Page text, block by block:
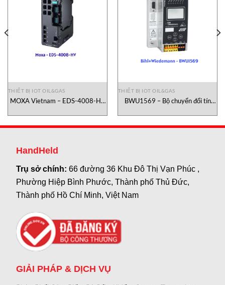
THIẾT BỊ IOT OIL&GAS
MOXA Vietnam – EDS-4008-HV
nghiệp MOXA Vietnam
THIẾT BỊ IOT OIL&GAS
BWU1569 – Bộ chuyển đổi tín
HandHeld
Trụ sở chính:66 đường 36 Khu Đô Thị Vạn Phúc ,
Phường Hiệp Bình Phước, Thành phố Thủ Đức,
Thành phố Hồ Chí Minh, Việt Nam
GIẢI PHÁP & DỊCH VỤ